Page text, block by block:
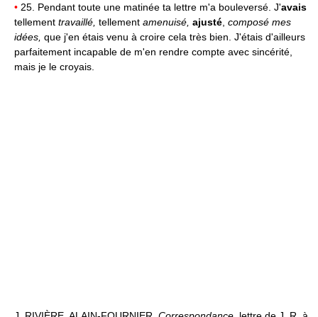
• 25. Pendant toute une matinée ta lettre m'a bouleversé. J'avais
tellement travaillé, tellement amenuisé, ajusté composé mes
idées, que j'en étais venu à croire cela très bien. J'étais d'ailleurs
parfaitement incapable de m'en rendre compte avec sincérité,
mais je le croyais.